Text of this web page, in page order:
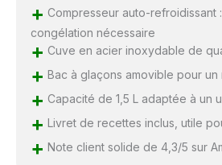
+ Compresseur auto-refroidissant
congélation nécessaire
+ Cuve en acier inoxydable de
+ Bac à glaçons amovible pour
+ Capacité de 1,5 L adaptée à un
+ Livret de recettes inclus, utile
+ Note client solide de 4,3/5 sur